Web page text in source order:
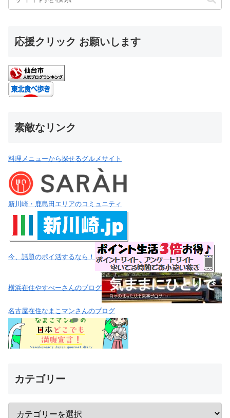
応援クリック お願いします
素敵なリンク
料理メニューから探せるグルメサイト
新川崎・鹿島田エリアのコミュニティ
今、話題のポイ活するなら！
横浜在住やすべーさんのブログ
名古屋在住なまこマンさんのブログ
カテゴリー